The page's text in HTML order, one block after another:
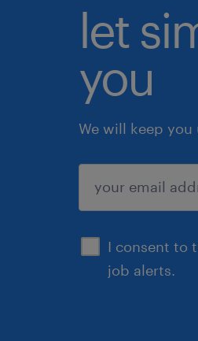
let
you
We will keep
I consent to
job alerts.
submit